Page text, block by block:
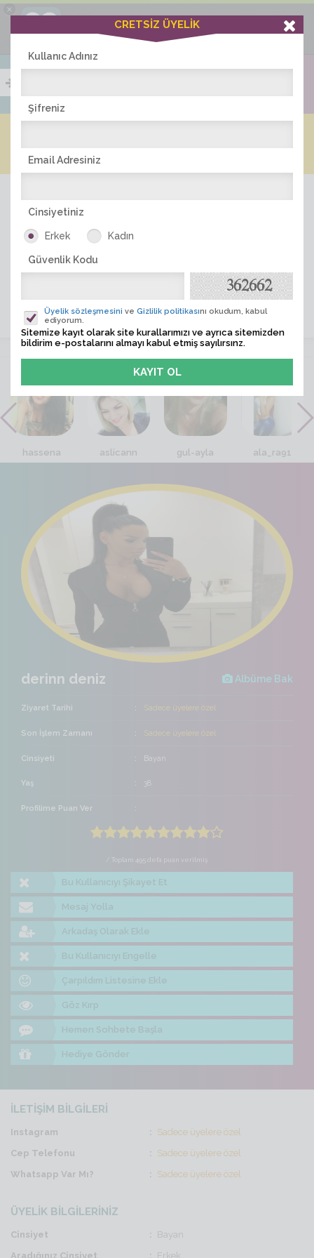
×
Ciddiask Uygulaması
+1 Hafta Gold Üyelik Kazan
Bedava - com.ciddi.ask
İNDİR
ÜYE ARA
VİTRİN
hassena aslicann gul-ayla ala_ra91
derinn deniz Albüme Bak
Ziyaret Tarihi Sadece üyelere özel
Son İşlem Zamanı Sadece üyelere özel
Cinsiyeti Bayan
Yaş 38
Profilime Puan Ver
/ Toplam 495 defa puan verilmiş
Bu Kullanıcıyı Şikayet Et
Mesaj Yolla
Arkadaş Olarak Ekle
Bu Kullanıcıyı Engelle
Çarpıldım Listesine Ekle
Göz Kırp
Hemen Sohbete Başla
Hediye Gönder
İLETİŞİM BİLGİLERİ
Instagram
Sadece üyelere özel
Cep Telefonu
Sadece üyelere özel
Whatsapp Var Mı?
Sadece üyelere özel
ÜYELİK BİLGİLERİNİZ
Cinsiyet
Bayan
Aradığınız Cinsiyet
Erkek
CRETSİZ ÜYELİK
Kullanıc Adınız
Şifreniz
Email Adresiniz
Cinsiyetiniz
Erkek Kadın
Güvenlik Kodu
Üyelik sözleşmesini ve Gizlilik politikasını okudum, kabul
ediyorum.
Sitemize kayıt olarak site kurallarımızı ve ayrıca sitemizden
bildirim e-postalarını almayı kabul etmiş sayılırsınz.